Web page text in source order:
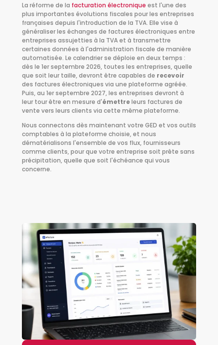
La réforme de la facturation électronique est l'une des
plus importantes évolutions fiscales pour les entreprises
françaises depuis l'introduction de la TVA. Elle vise à
généraliser les échanges de factures électroniques entre
entreprises assujetties à la TVA et à transmettre
certaines données à l'administration fiscale de manière
automatisée. Le calendrier se déploie en deux temps :
dès le 1er septembre 2026, toutes les entreprises, quelle
que soit leur taille, devront être capables de recevoir
des factures électroniques via une plateforme agréée.
Puis, au 1er septembre 2027, les entreprises devront à
leur tour être en mesure d'émettreleurs factures de
vente vers leurs clients via cette même plateforme.
Nous connectons dès maintenant votre GED et vos outils
comptables à la plateforme choisie, et nous
dématérialisons l'ensemble de vos flux, fournisseurs
comme clients, pour que votre entreprise soit prête sans
précipitation, quelle que soit l'échéance qui vous
concerne.